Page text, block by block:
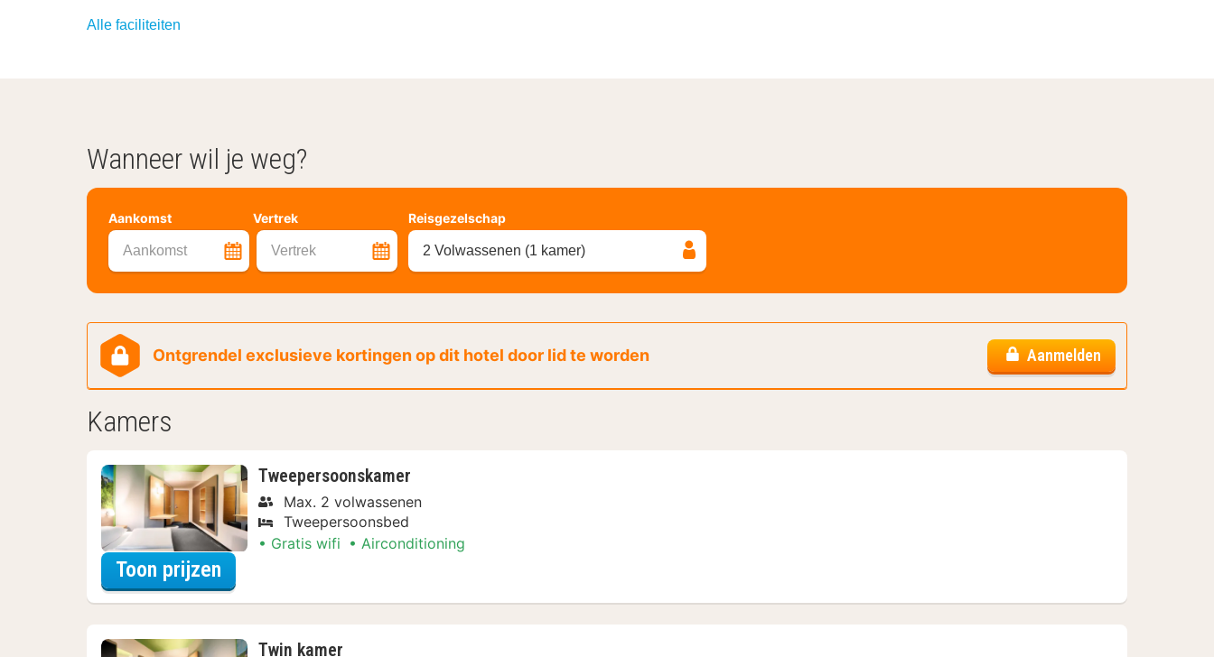
Alle faciliteiten
Wanneer wil je weg?
Aankomst Vertrek
Aankomst Vertrek
Reisgezelschap
2 Volwassenen (1 kamer)
Ontgrendel exclusieve kortingen op dit hotel door lid te worden Aanmelden
Kamers
Tweepersoonskamer
Max. 2 volwassenen
Tweepersoonsbed
Gratis wifi
Airconditioning
Toon prijzen
Twin kamer